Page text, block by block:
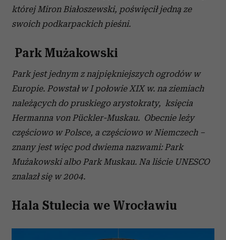
której Miron Białoszewski, poświęcił jedną ze
swoich podkarpackich pieśni.
Park Mużakowski
Park jest jednym z najpiękniejszych ogrodów w
Europie. Powstał w I połowie XIX w. na ziemiach
należących do pruskiego arystokraty, księcia
Hermanna von Pückler-Muskau. Obecnie leży
częściowo w Polsce, a częściowo w Niemczech –
znany jest więc pod dwiema nazwami: Park
Mużakowski albo Park Muskau. Na liście UNESCO
znalazł się w 2004.
Hala Stulecia we Wrocławiu